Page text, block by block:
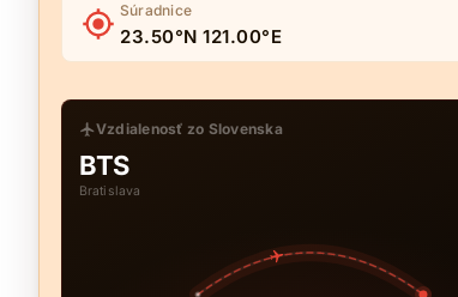
Súradnice
23.50°N 121.00°E
Vzdialenosť zo Slovenska
BTS
Bratislava